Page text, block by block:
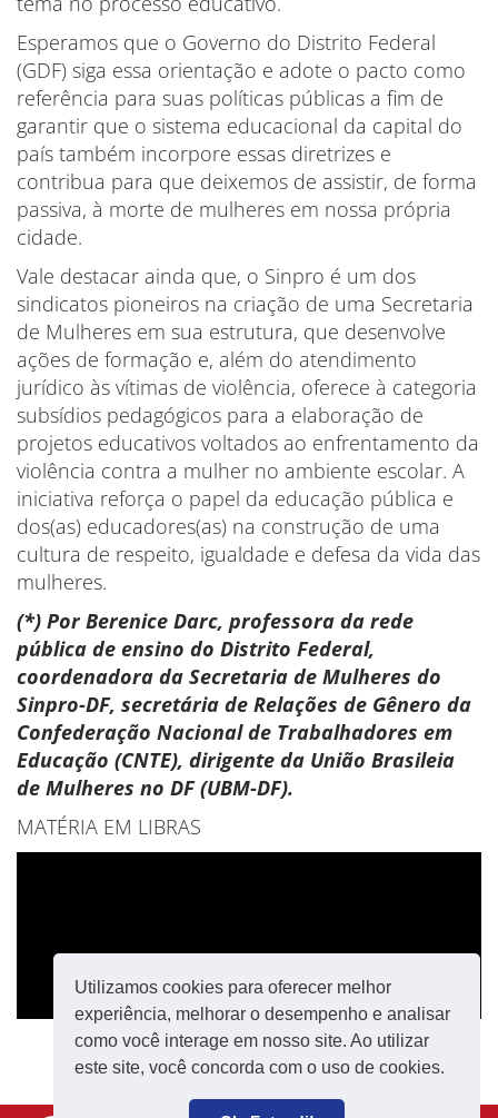
Utilizamos cookies para oferecer melhor
experiência, melhorar o desempenho e analisar
como você interage em nosso site. Ao utilizar
este site, você concorda com o uso de cookies.
Esperamos que o Governo do Distrito Federal
(GDF) siga essa orientação e adote o pacto como
referência para suas políticas públicas a fim de
garantir que o sistema educacional da capital do
país também incorpore essas diretrizes e
contribua para que deixemos de assistir, de forma
passiva, à morte de mulheres em nossa própria
cidade.
Vale destacar ainda que, o Sinpro é um dos
sindicatos pioneiros na criação de uma Secretaria
de Mulheres em sua estrutura, que desenvolve
ações de formação e, além do atendimento
jurídico às vítimas de violência, oferece à categoria
subsídios pedagógicos para a elaboração de
projetos educativos voltados ao enfrentamento da
violência contra a mulher no ambiente escolar. A
iniciativa reforça o papel da educação pública e
dos(as) educadores(as) na construção de uma
cultura de respeito, igualdade e defesa da vida das
mulheres.
(*) Por Berenice Darc, professora da rede
pública de ensino do Distrito Federal,
coordenadora da Secretaria de Mulheres do
Sinpro-DF, secretária de Relações de Gênero da
Confederação Nacional de Trabalhadores em
Educação (CNTE), dirigente da União Brasileia
de Mulheres no DF (UBM-DF).
MATÉRIA EM LIBRAS